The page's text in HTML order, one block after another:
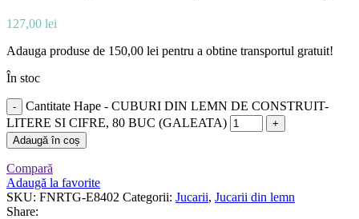
127,00 lei
Adauga produse de 150,00 lei pentru a obtine transportul gratuit!
În stoc
Cantitate Hape - CUBURI DIN LEMN DE CONSTRUIT-
LITERE SI CIFRE, 80 BUC (GALEATA)
Adaugă în coș
Compară
Adaugă la favorite
SKU: FNRTG-E8402 Categorii: Jucarii, Jucarii din lemn
Share: